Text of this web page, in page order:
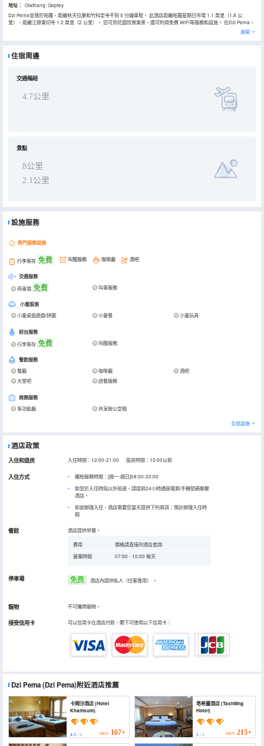
地址：
Olathang, Geptey
Dzi Pema坐落於帕羅，距離秋天拉康和竹科定寺不到 5 分鐘車程。 此酒店距離帕羅星期日市場 1.1 英里（1.8 公
里），距離江擦東切寺 1.2 英里（2 公里）。 您可到花園欣賞美景，還可利用免費 WiFi等服務和設施。 在Dzi Pema，
您可以去餐廳享用美餐。您可以到酒吧/酒廊，點一杯喜歡的飲品，暢飲一番。每天 07:00 至 10:00 提供收費的當地美
食早餐。 特色服務/設施包括洗衣設施和儲物櫃。酒店提供免費自助停車。 酒店的 6 間客房定能讓您在旅途中找到家的
展開
住宿周邊
交通樞紐
4.7公里
景點
8公里
2.1公里
設施服務
熱門服務設施
行李寄存 免費 叫醒服務 咖啡廳 酒吧
交通服務
停車場 免費 叫車服務
小童設施
小童桌面遊戲/拼圖 小童餐 小童玩具
前台服務
行李寄存 免費 叫醒服務
餐飲服務
餐廳 咖啡廳
酒吧
大堂吧
送餐服務
商務服務
多功能廳 共享辦公空間
全部設施
酒店政策
入住和退房 入住時間：12:00-21:00 退房時間：12:00以前
入住方式
櫃枱服務時間：[週一-週日]08:00-20:00
如您於入住時段以外抵達，請提前24小時通過電郵/手機號碼聯繫
酒店。
如欲辦理入住，酒店需要您當天提供下列資訊：預計辦理入住時
間
餐飲 酒店提供早餐。
費用
價格請直接向酒店查詢
營業時間
07:00 - 10:00 每天
停車場 免费 酒店內提供私人（住客專用） 。
寵物 不可攜帶寵物。
接受信用卡 可以信用卡在酒店付款，閣下可使用以下信用卡：
Dzi Pema(Dzi Pema)附近酒店推薦
卡姆沙酒店 (Hotel
Khamsum)
4.3 / 5 HKD 167+
塔希靈酒店 (Tashiling
Hotel)
5/ 5 HKD 215+